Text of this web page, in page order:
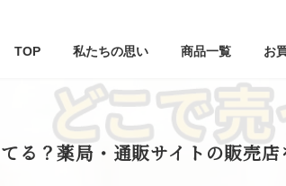
TOP 私たちの思い 商品一覧 お
る？薬局・通販サイトの販売